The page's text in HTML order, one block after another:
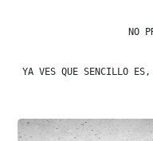
NO
YA VES QUE SENCILLO